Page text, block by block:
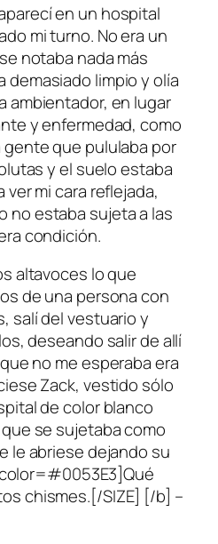
en un hospital
mi turno. No era un
notaba nada más
demasiado limpio y olía
ambientador, en lugar
y enfermedad, como
que pululaba por
y el suelo estaba
mi cara reflejada,
no estaba sujeta a las
condición.
altavoces lo que
de una persona con
salí del vestuario y
deseando salir de allí
no me esperaba era
Zack, vestido sólo
de color blanco
se sujetaba como
le abriese dejando su
chismes.[/SIZE] [/b] –